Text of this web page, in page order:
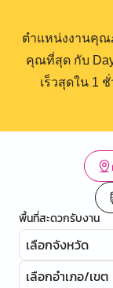
ตำแหน่งงานคุ
คุณที่สุด กับ
เร็วสุดใน 1
พื้นที่สะดวกรับงาน
เลือกจังหวัด
เลือกอำเภอ/เขต